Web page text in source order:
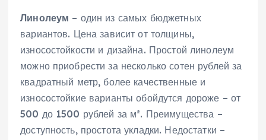
Линолеум – один из самых бюджетных
вариантов. Цена зависит от толщины‚
износостойкости и дизайна. Простой линолеум
можно приобрести за несколько сотен рублей за
квадратный метр‚ более качественные и
износостойкие варианты обойдутся дороже – от
500 до 1500 рублей за м². Преимущества –
доступность‚ простота укладки. Недостатки –